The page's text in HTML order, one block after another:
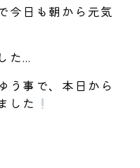
今日も朝から元気
た…
う事で、本日から
した